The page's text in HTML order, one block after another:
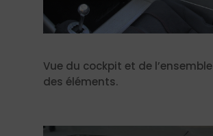
Vue du cockpit et de l’ensemble
des éléments.